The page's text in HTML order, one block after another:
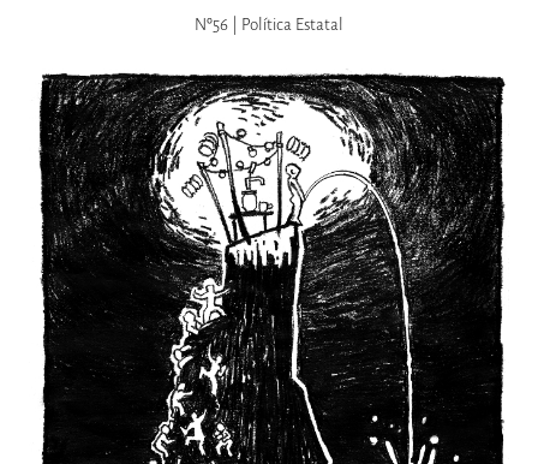
Nº56 | Política Estatal